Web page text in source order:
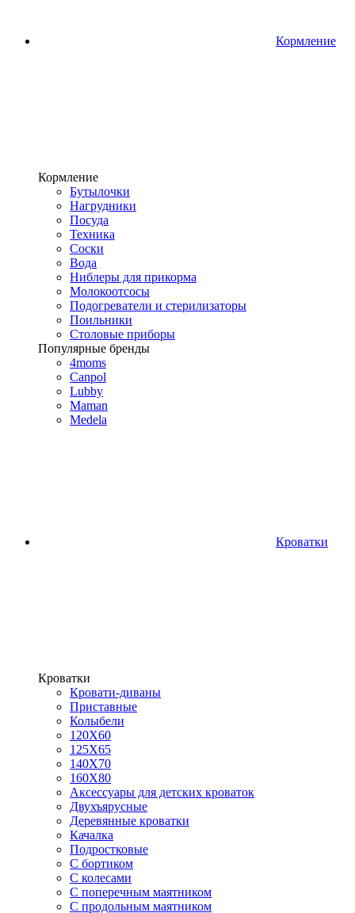
Кормление
Кормление
Бутылочки
Нагрудники
Посуда
Техника
Соски
Вода
Ниблеры для прикорма
Молокоотсосы
Подогреватели и стерилизаторы
Поильники
Столовые приборы
Популярные бренды
4moms
Canpol
Lubby
Maman
Medela
Кроватки
Кроватки
Кровати-диваны
Приставные
Колыбели
120Х60
125X65
140Х70
160Х80
Аксессуары для детских кроваток
Двухъярусные
Деревянные кроватки
Качалка
Подростковые
С бортиком
С колесами
С поперечным маятником
С продольным маятником